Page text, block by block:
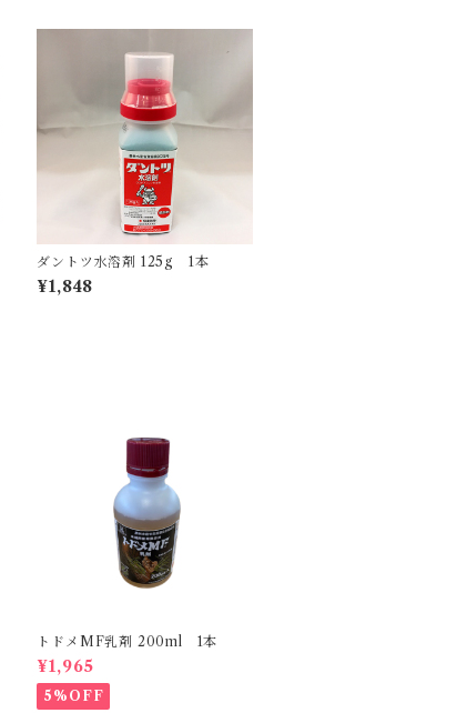
ダントツ水溶剤 125g 1本
¥1,848
トドメMF乳剤 200ml 1本
¥1,965
5%OFF